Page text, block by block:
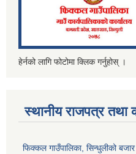
हेर्नको लागि फोटोमा क्लिक गर्नुहोस् ।
स्थानीय राजपत्र तथा
फिक्कल गाउँपालिका, सिन्धुलीको